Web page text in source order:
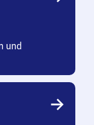
und